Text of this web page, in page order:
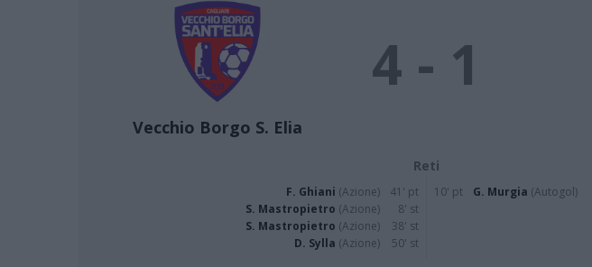
Vecchio Borgo S. Elia
4 - 1
Reti
F. Ghiani (Azione)
41' pt
S. Mastropietro (Azione)
8' st
S. Mastropietro (Azione)
38' st
D. Sylla (Azione) 50' st
10' pt G. Murgia (Autogol)